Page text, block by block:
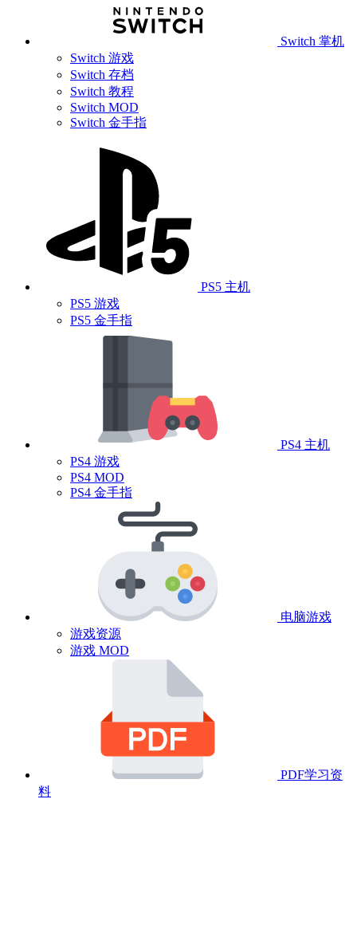
Switch 掌机
Switch 游戏
Switch 存档
Switch 教程
Switch MOD
Switch 金手指
PS5 主机
PS5 游戏
PS5 金手指
PS4 主机
PS4 游戏
PS4 MOD
PS4 金手指
电脑游戏
游戏资源
游戏 MOD
PDF学习资
料